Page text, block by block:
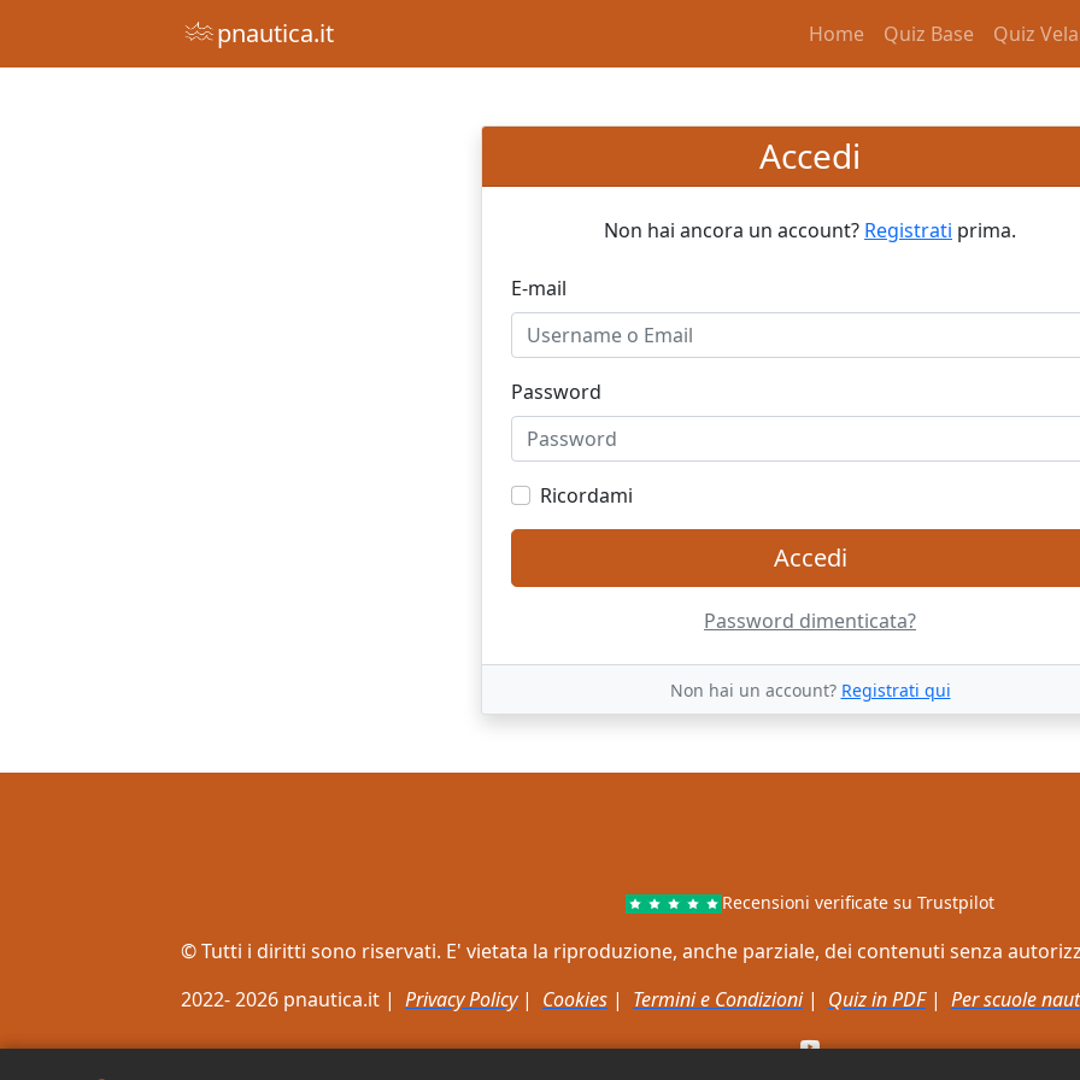
pnautica.it Home Quiz Base Quiz Vela
Accedi
Non hai ancora un account? Registrati prima.
E-mail
Password
Ricordami
Accedi
Password dimenticata?
Non hai un account? Registrati qui
Recensioni verificate su Trustpilot
© Tutti i diritti sono riservati. E' vietata la riproduzione, anche parziale, dei contenuti senza
2022- 2026 pnautica.it | Privacy Policy| Cookies | Termini e Condizioni| Quiz in PDF| Per scuole